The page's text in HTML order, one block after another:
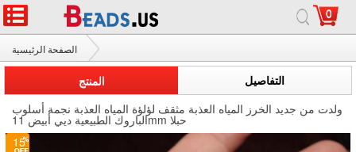
0
الصفحة الرئيسية
ولدت من جديد الخرز المياه العذبة مثقف
المنتج
التفاصيل
ولدت من جديد الخرز المياه العذبة مثقف لؤلؤة المياه العذبة نجمة أسلوب
الباروك الطبيعية ديي أبيض 11mm حبلا
15